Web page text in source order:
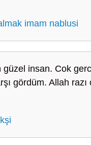
imam nablusi
güzel insan. Cok
gördüm. Allah razı